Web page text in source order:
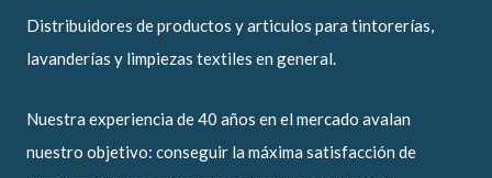
Distribuidores de productos y articulos para tintorerías,
lavanderías y limpiezas textiles en general.
Nuestra experiencia de 40 años en el mercado avalan
nuestro objetivo: conseguir la máxima satisfacción de